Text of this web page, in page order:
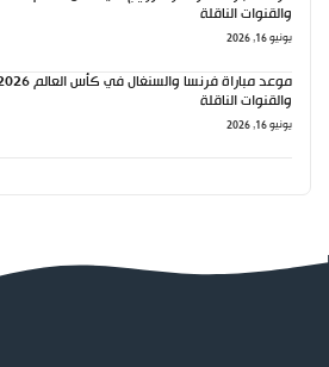
والقنوات الناقلة
يونيو 16, 2026
موعد مباراة فرنسا والسنغال في كأس العالم 2026
والقنوات الناقلة
يونيو 16, 2026